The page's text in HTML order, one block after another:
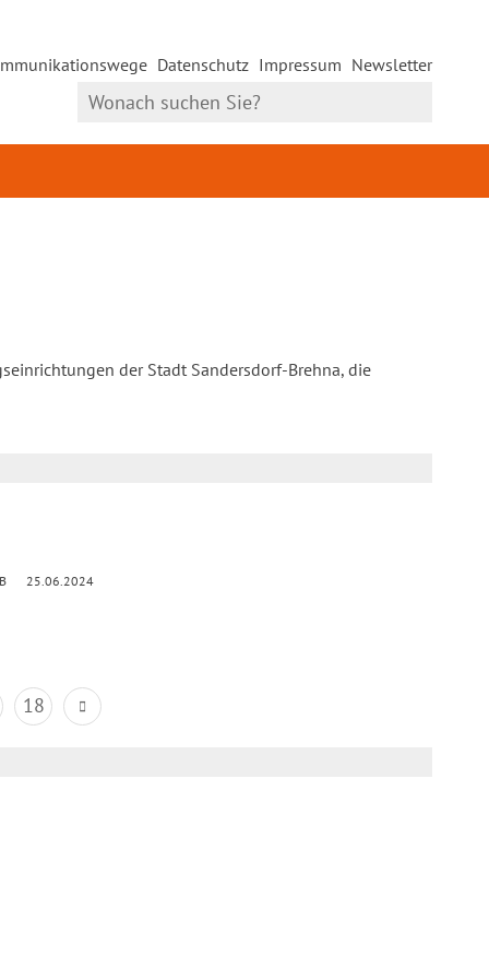
Datenschutz Impressum Newsletter
der Stadt Sandersdorf-Brehna, die
25.06.2024
18